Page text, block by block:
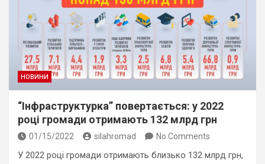
НОВИНИ
“Інфраструктурка” повертається: у 2022
році громади отримають 132 млрд грн
01/15/2022 silahromad No Comments
У 2022 році громади отримають близько 132 млрд грн,